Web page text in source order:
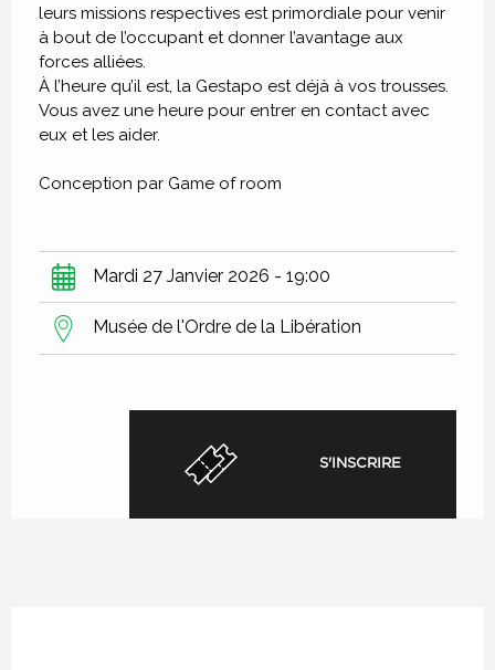
leurs missions respectives est primordiale pour venir
à bout de l’occupant et donner l’avantage aux
forces alliées.
À l’heure qu’il est, la Gestapo est déjà à vos trousses.
Vous avez une heure pour entrer en contact avec
eux et les aider.
Conception par Game of room
Mardi 27 Janvier 2026 - 19:00
Musée de l'Ordre de la Libération
S'INSCRIRE